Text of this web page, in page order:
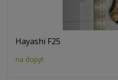
Hayashi F25
na dopyt